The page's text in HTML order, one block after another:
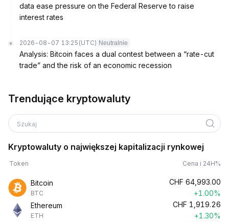
data ease pressure on the Federal Reserve to raise
interest rates
2026-08-07 13:25 (UTC) Neutralnie
Analysis: Bitcoin faces a dual contest between a “rate-cut
trade” and the risk of an economic recession
Trendujące kryptowaluty
Szukaj
Kryptowaluty o największej kapitalizacji rynkowej
Token Cena i 24H%
Bitcoin
BTC
CHF 64,993.00
+1.00%
Ethereum
ETH
CHF 1,919.26
+1.30%